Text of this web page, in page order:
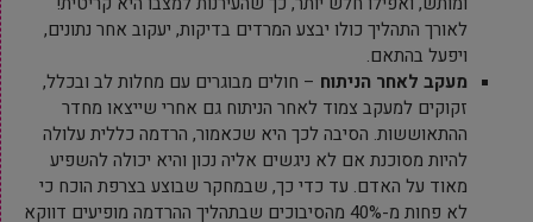
לאורך התהליך כולו יבצע המרדים בדיקות, יעקוב אחר נתונים,
ויפעל בהתאם.
מעקב לאחר הניתוח – חולים מבוגרים עם מחלות לב ובכלל,
זקוקים למעקב צמוד לאחר הניתוח גם אחרי שייצאו מחדר
ההתאוששות. הסיבה לכך היא שכאמור, הרדמה כללית עלולה
להיות מסוכנת אם לא ניגשים אליה נכון והיא יכולה להשפיע
מאוד על האדם. עד כדי כך, שבמחקר שבוצע בצרפת הוכח כי
לא פחות מ-40% מהסיבוכים שבתהליך ההרדמה מופיעים דווקא